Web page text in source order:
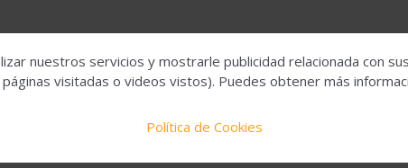
nuestros servicios y mostrarle publicidad relacionada con
visitadas o videos vistos). Puedes obtener más
Política de Cookies